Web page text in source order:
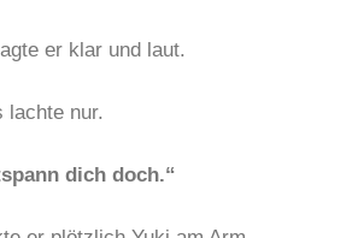
er klar und laut.
lachte nur.
dich doch.“